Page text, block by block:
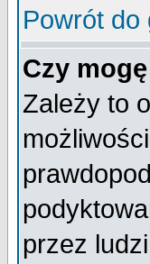
Powrót do
Czy
Zależy to
przez